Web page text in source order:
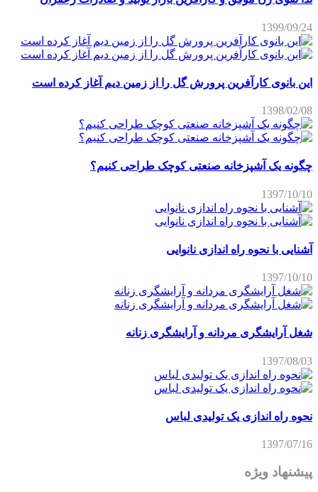
1399/09/24
این بانوی کارآفرین پرورش گل را از زمین دیم آغاز کرده است
1398/02/08
چگونه یک آشپزخانه صنعتی کوچک طراحی کنیم؟
1397/10/10
آشنایی با نحوه راه اندازی نانوایی
1397/10/10
شغل آرایشگری مردانه و آرایشگری زنانه
1397/08/03
نحوه راه اندازی یک تولیدی لباس
1397/07/16
پیشنهاد ویژه